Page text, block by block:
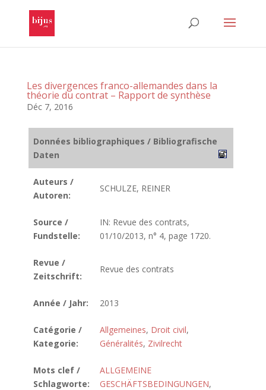
Les divergences franco-allemandes dans la
théorie du contrat – Rapport de synthèse
Déc 7, 2016
Données bibliographiques / Bibliografische
Daten
Auteurs /
Autoren:
SCHULZE, REINER
Source /
Fundstelle:
IN: Revue des contrats,
01/10/2013, n° 4, page 1720.
Revue /
Zeitschrift:
Revue des contrats
Année / Jahr: 2013
Catégorie /
Kategorie:
Allgemeines, Droit civil,
Généralités, Zivilrecht
Mots clef /
Schlagworte:
ALLGEMEINE
GESCHÄFTSBEDINGUNGEN,